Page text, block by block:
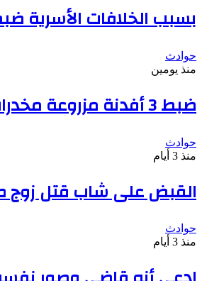
بسبب الخلافات الأسرية
حوادث
منذ يومين
ضبط 3 أفدنة مزروعة مخدرات بقيمة 1.4 مليار جنيه فى الإسماعيلية
حوادث
منذ 3 أيام
القبض على شاب قتل زوج
حوادث
منذ 3 أيام